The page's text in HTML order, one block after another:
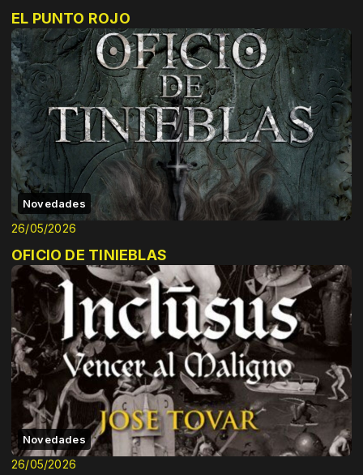
EL PUNTO ROJO
Novedades
26/05/2026
OFICIO DE TINIEBLAS
Novedades
26/05/2026